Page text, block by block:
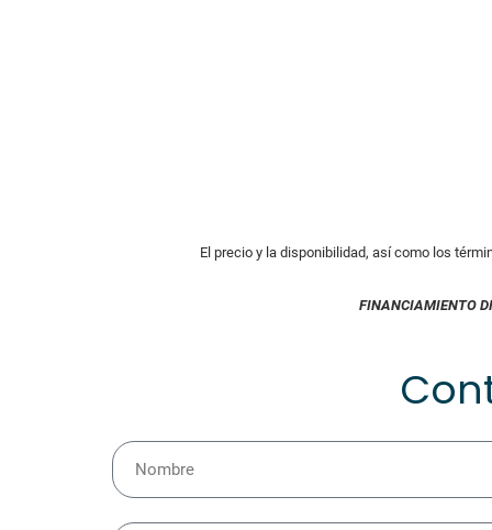
El precio y la disponibilidad, así como los
FINANCIAMIENTO